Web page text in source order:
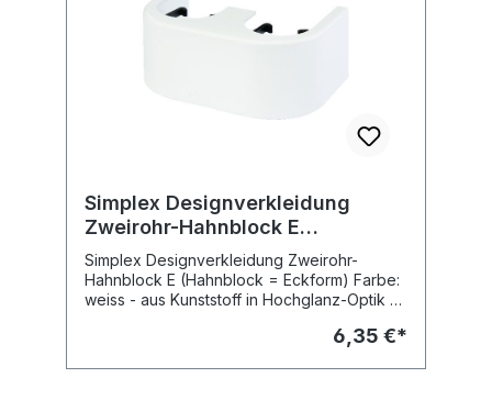
Simplex Designverkleidung
Zweirohr-Hahnblock E
(Eckform), weiss, F10094
Simplex Designverkleidung Zweirohr-
Hahnblock E (Hahnblock = Eckform) Farbe:
weiss - aus Kunststoff in Hochglanz-Optik -
6,35 €*